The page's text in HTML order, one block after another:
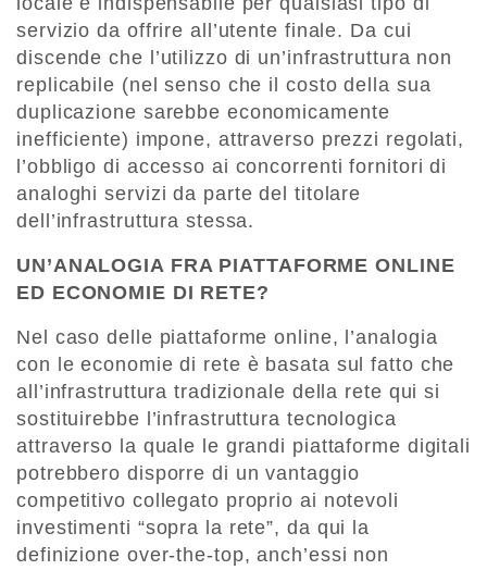
servizio da offrire all’utente finale. Da cui
discende che l’utilizzo di un’infrastruttura non
replicabile (nel senso che il costo della sua
duplicazione sarebbe economicamente
inefficiente) impone, attraverso prezzi regolati,
l’obbligo di accesso ai concorrenti fornitori di
analoghi servizi da parte del titolare
dell’infrastruttura stessa.
UN’ANALOGIA FRA PIATTAFORME ONLINE
ED ECONOMIE DI RETE?
Nel caso delle piattaforme online, l’analogia
con le economie di rete è basata sul fatto che
all’infrastruttura tradizionale della rete qui si
sostituirebbe l’infrastruttura tecnologica
attraverso la quale le grandi piattaforme digitali
potrebbero disporre di un vantaggio
competitivo collegato proprio ai notevoli
investimenti “sopra la rete”, da qui la
definizione over-the-top, anch’essi non